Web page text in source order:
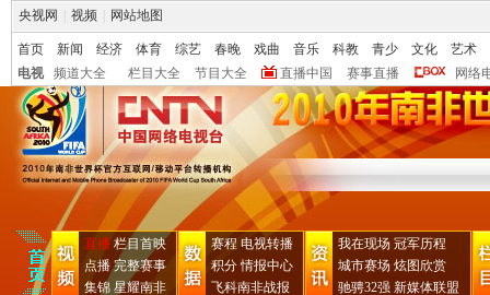
央视网 视频 网站地图
首页 新闻 经济 体育 综艺 春晚 戏曲 音乐 科教 青少 文化
艺术
电视
频道大全 栏目大全 节目大全 直播中国 赛事直播 网络
直播 栏目首映
点播 完整赛事
集锦 星耀南非
赛程 电视转播
积分 情报中心
飞科南非战报
我在现场 冠军历程
城市赛场 炫图欣赏
驰骋32强 新媒体联盟